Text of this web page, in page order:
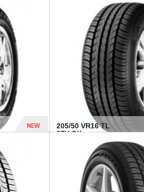
837 Dhs
NEW
205/50 VR16 TL
87V GY...